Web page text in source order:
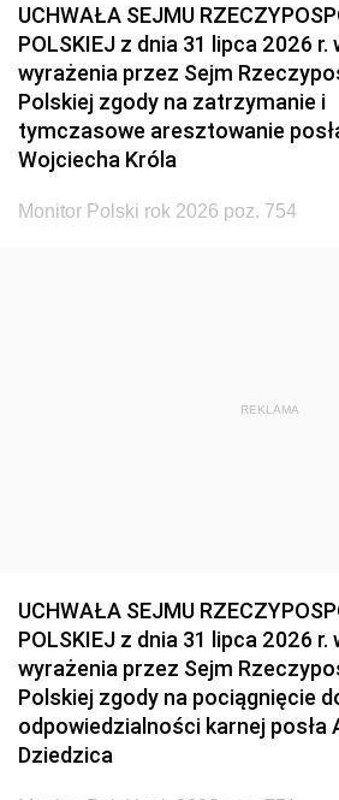
UCHWAŁA SEJMU
POLSKIEJ z dnia 31 lipca 2026 r.
wyrażenia przez Sejm
Polskiej zgody na zatrzymanie i
tymczasowe aresztowanie
Wojciecha Króla
Monitor Polski rok 2026 poz. 754
REKLAMA
UCHWAŁA SEJMU
POLSKIEJ z dnia 31 lipca 2026 r.
wyrażenia przez Sejm
Polskiej zgody na pociągnięcie
odpowiedzialności karnej posła
Dziedzica